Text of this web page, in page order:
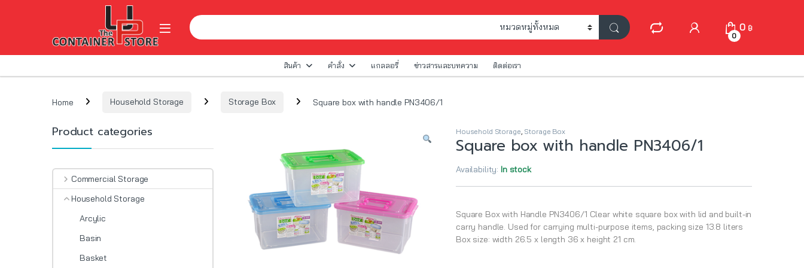
Open Search for:
My Account
0
0 ฿
สินค้า คำสั่ง แกลลอรี่ ข่าวสารและบทความ ติดต่อเรา
Home Household Storage Storage Box Square box with handle PN3406/1
Household Storage, Storage Box
Square box with handle PN3406/1
Availability: In stock
Square Box with Handle PN3406/1 Clear white square box with lid and built-in
carry handle. Used for carrying multi-purpose items, packing size 13.8 liters
Box size: width 26.5 x length 36 x height 21 cm.
Product categories
Commercial Storage
Household Storage
Arcylic
Basin
Basket